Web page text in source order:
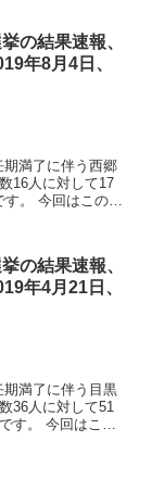
の結果速報、
年8月4日、
満了に伴う西郷
16人に対して17
す。 今回はこの西
の結果速報、
年4月21日、
満了に伴う目黒
36人に対して51
す。 今回はこの